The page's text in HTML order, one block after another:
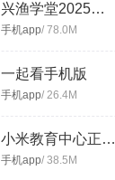
兴渔学堂2025下载安卓版
手机app/ 78.0M
一起看手机版
手机app/ 26.4M
小米教育中心正版app下载最新版
手机app/ 38.5M